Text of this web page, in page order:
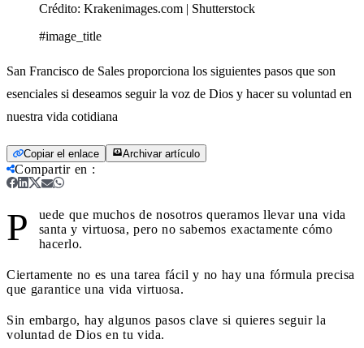
Crédito: Krakenimages.com | Shutterstock
#image_title
San Francisco de Sales proporciona los siguientes pasos que son
esenciales si deseamos seguir la voz de Dios y hacer su voluntad en
nuestra vida cotidiana
Copiar el enlace Archivar artículo
Compartir en :
P
uede que muchos de nosotros queramos llevar una vida
santa y virtuosa, pero no sabemos exactamente cómo
hacerlo.
Ciertamente no es una tarea fácil y no hay una fórmula precisa
que garantice una vida virtuosa.
Sin embargo, hay algunos pasos clave si quieres seguir la
voluntad de Dios en tu vida.